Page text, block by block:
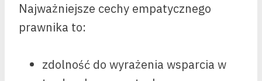
Najważniejsze cechy empatycznego
prawnika to:
zdolność do wyrażenia wsparcia w